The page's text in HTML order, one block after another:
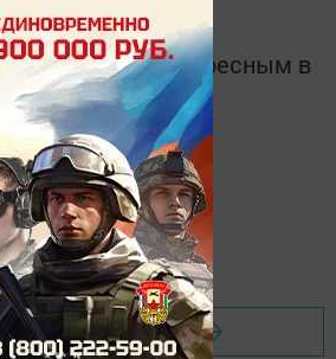
важным и интересным в
Татмедиа
Татарстана в
MАХ:
страницу новости